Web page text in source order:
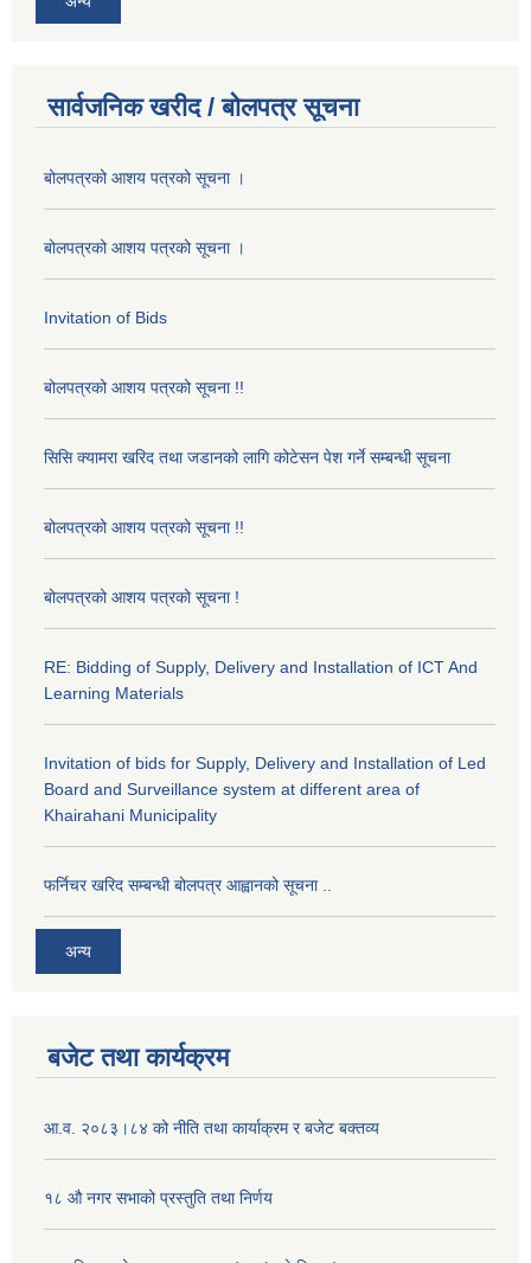
सार्वजनिक खरीद / बोलपत्र सूचना
बोलपत्रको आशय पत्रको सूचना ।
बोलपत्रको आशय पत्रको सूचना ।
Invitation of Bids
बोलपत्रको आशय पत्रको सूचना !!
सिसि क्यामरा खरिद तथा जडानको लागि कोटेसन पेश गर्ने सम्बन्धी सूचना
बोलपत्रको आशय पत्रको सूचना !!
बोलपत्रको आशय पत्रको सूचना !
RE: Bidding of Supply, Delivery and Installation of ICT And
Learning Materials
Invitation of bids for Supply, Delivery and Installation of Led
Board and Surveillance system at different area of
Khairahani Municipality
फर्निचर खरिद सम्बन्धी बोलपत्र आह्वानको सूचना ..
अन्य
बजेट तथा कार्यक्रम
आ.व. २०८३।८४ को नीति तथा कार्याक्रम र बजेट बक्तव्य
१८ औ नगर सभाको प्रस्तुति तथा निर्णय